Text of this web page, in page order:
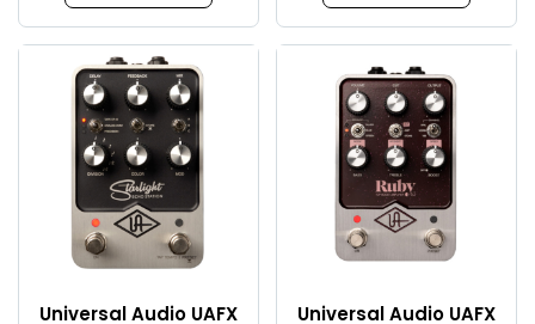
Universal Audio UAFX
Universal Audio UAFX